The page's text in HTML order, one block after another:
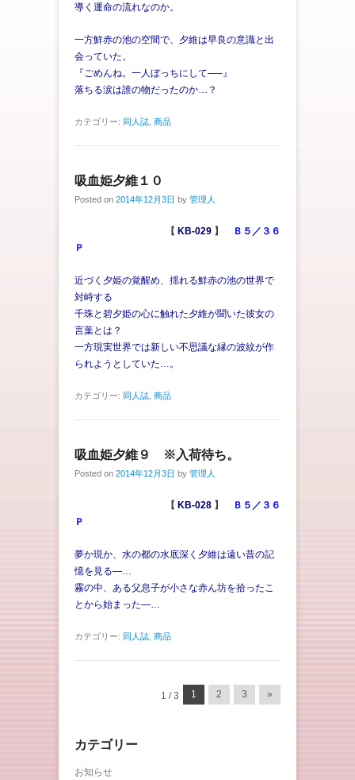
導く運命の流れなのか。
一方鮮赤の池の空間で、夕維は早良の意識と出
会っていた。
『ごめんね。一人ぼっちにして—–』
落ちる涙は誰の物だったのか…？
カテゴリー: 同人誌 商品
吸血姫夕維１０
Posted on 2014年12月3日 by 管理人
【 KB-029 】
Ｂ５／３６
Ｐ
近づく夕姫の覚醒め、揺れる鮮赤の池の世界で
対峙する
千珠と碧夕姫の心に触れた夕維が聞いた彼女の
言葉とは？
一方現実世界では新しい不思議な縁の波紋が作
られようとしていた…。
カテゴリー: 同人誌 商品
吸血姫夕維９ ※入荷待ち。
Posted on 2014年12月3日 by 管理人
【 KB-028 】
Ｂ５／３６
Ｐ
夢か現か、水の都の水底深く夕維は遠い昔の記
憶を見る―…
霧の中、ある父息子が小さな赤ん坊を拾ったこ
とから始まった―…
カテゴリー: 同人誌 商品
1 / 3 1 2 3 »
カテゴリー
お知らせ